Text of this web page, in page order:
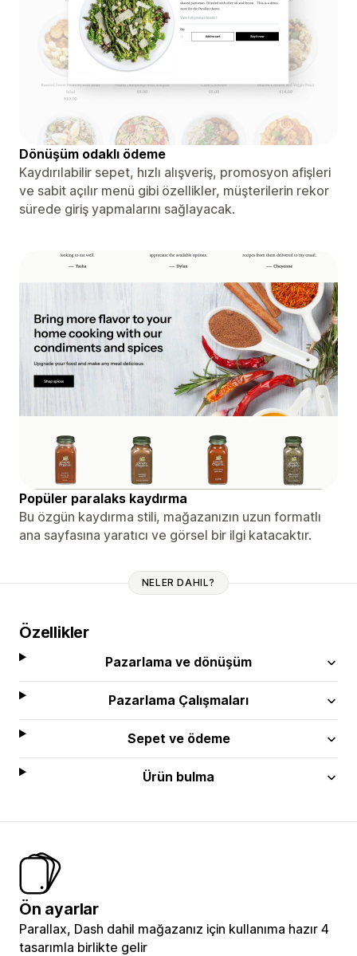
Dönüşüm odaklı ödeme
Kaydırılabilir sepet, hızlı alışveriş, promosyon afişleri
ve sabit açılır menü gibi özellikler, müşterilerin rekor
sürede giriş yapmalarını sağlayacak.
Popüler paralaks kaydırma
Bu özgün kaydırma stili, mağazanızın uzun formatlı
ana sayfasına yaratıcı ve görsel bir ilgi katacaktır.
NELER DAHIL?
Özellikler
Pazarlama ve dönüşüm
Pazarlama Çalışmaları
Sepet ve ödeme
Ürün bulma
Ön ayarlar
Parallax, Dash dahil mağazanız için kullanıma hazır 4
tasarımla birlikte gelir